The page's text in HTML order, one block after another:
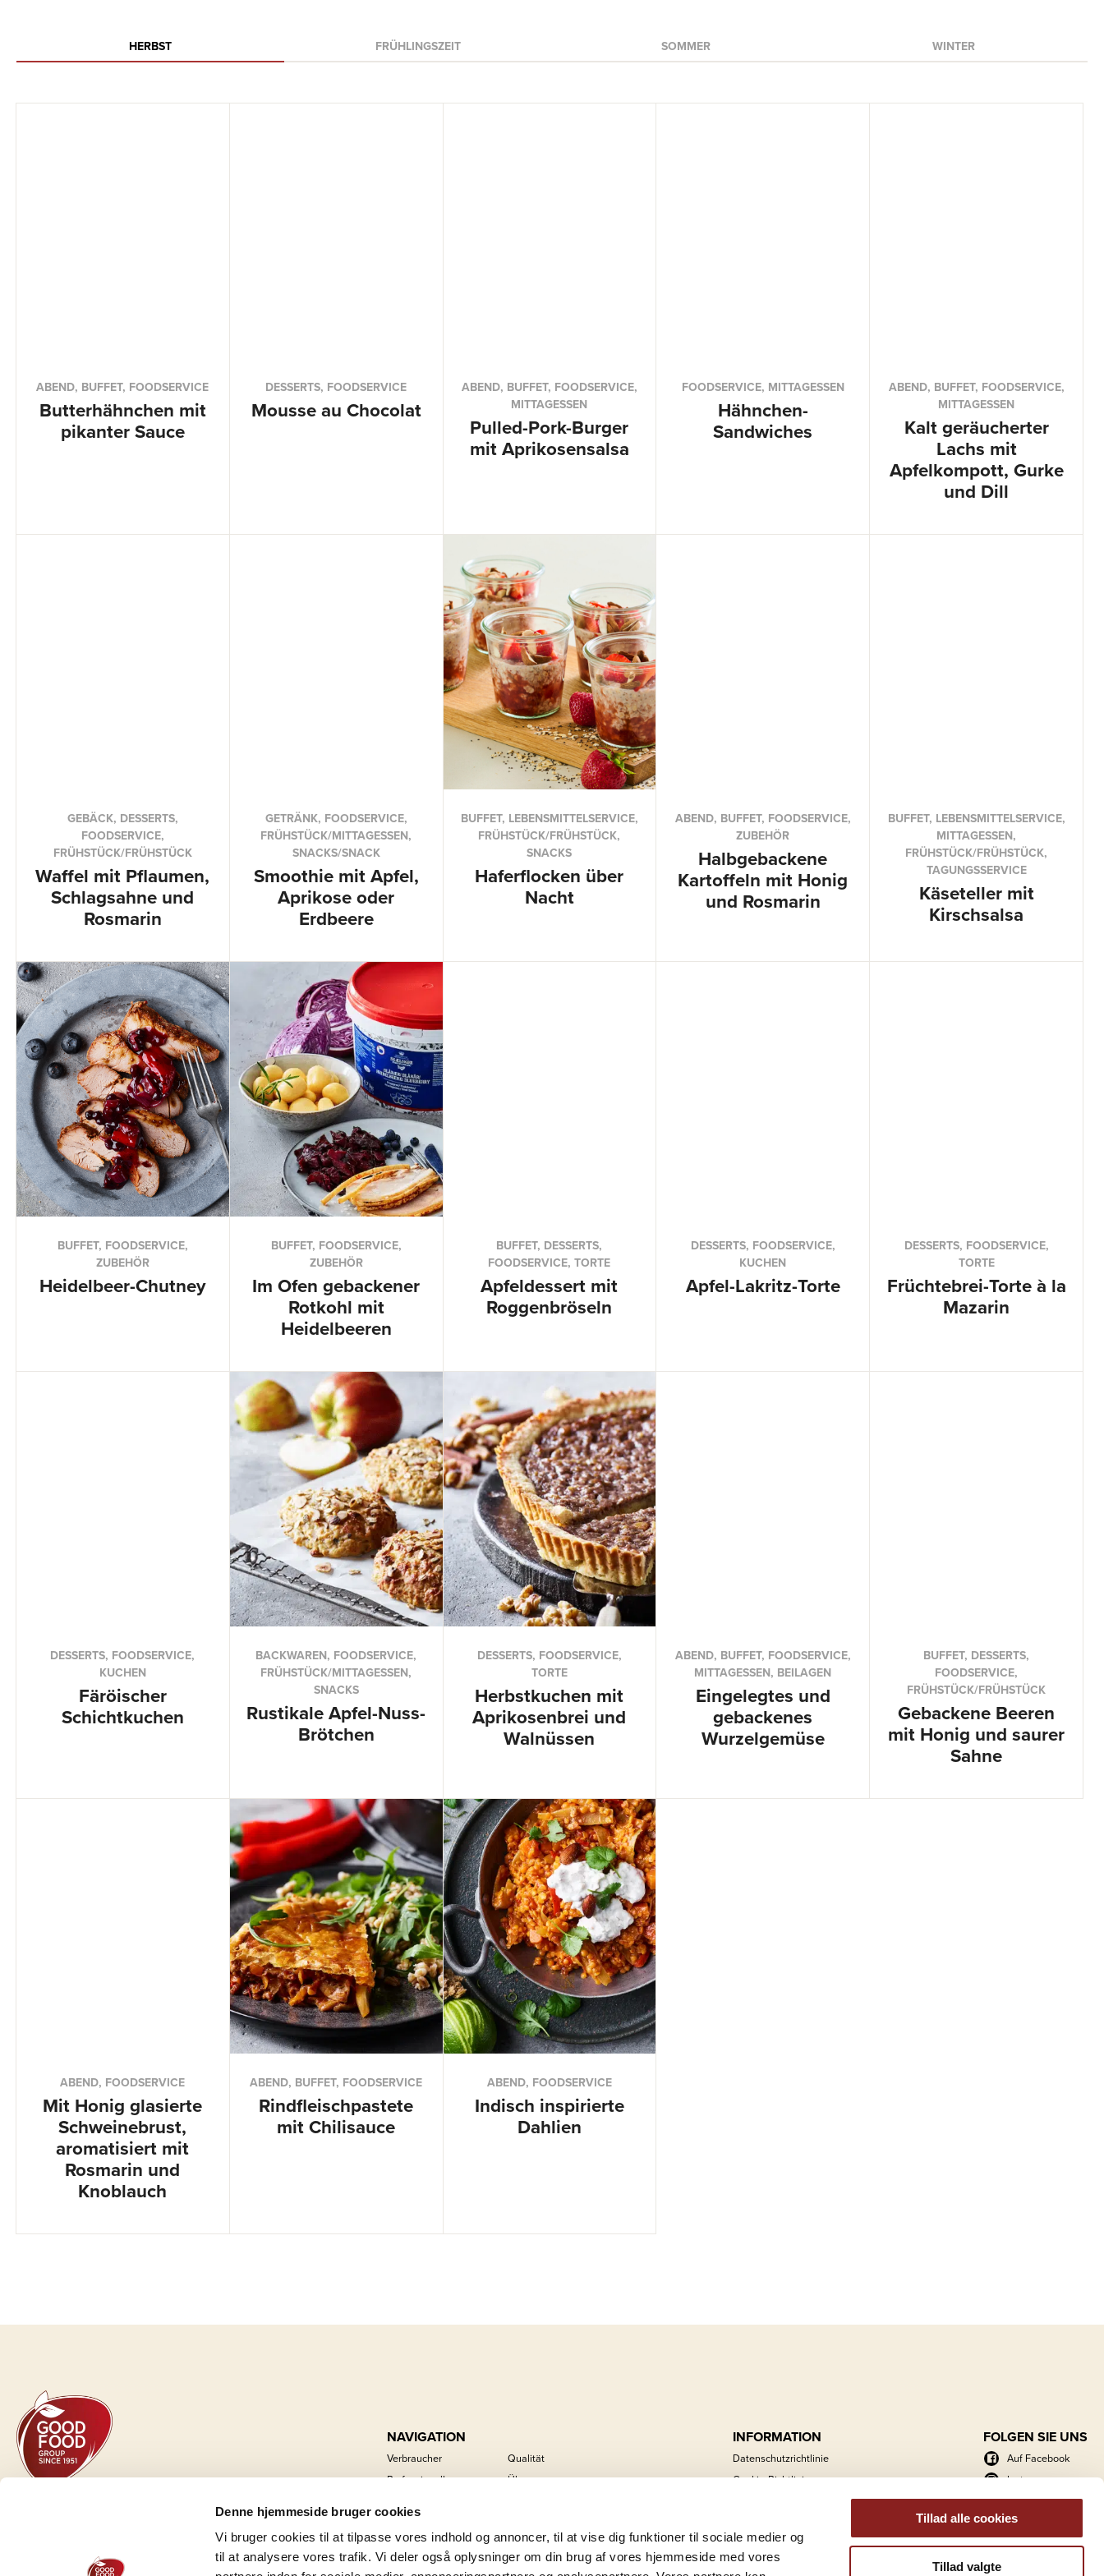
Denne hjemmeside bruger cookies
Vi bruger cookies til at tilpasse vores indhold og annoncer, til at vise dig funktioner til sociale medier og
til at analysere vores trafik. Vi deler også oplysninger om din brug af vores hjemmeside med vores
Tillad alle cookies
Tillad valgte
HERBST FRÜHLINGSZEIT SOMMER WINTER
ABEND, BUFFET, FOODSERVICE
Butterhähnchen mit
pikanter Sauce
DESSERTS, FOODSERVICE
Mousse au Chocolat
ABEND, BUFFET, FOODSERVICE,
MITTAGESSEN
Pulled-Pork-Burger
mit Aprikosensalsa
FOODSERVICE, MITTAGESSEN
Hähnchen-
Sandwiches
ABEND, BUFFET, FOODSERVICE,
MITTAGESSEN
Kalt geräucherter
Lachs mit
Apfelkompott, Gurke
und Dill
GEBÄCK, DESSERTS,
FOODSERVICE,
FRÜHSTÜCK/FRÜHSTÜCK
Waffel mit Pflaumen,
Schlagsahne und
Rosmarin
GETRÄNK, FOODSERVICE,
FRÜHSTÜCK/MITTAGESSEN,
SNACKS/SNACK
Smoothie mit Apfel,
Aprikose oder
Erdbeere
BUFFET, LEBENSMITTELSERVICE,
FRÜHSTÜCK/FRÜHSTÜCK,
SNACKS
Haferflocken über
Nacht
ABEND, BUFFET, FOODSERVICE,
ZUBEHÖR
Halbgebackene
Kartoffeln mit Honig
und Rosmarin
BUFFET, LEBENSMITTELSERVICE,
MITTAGESSEN,
FRÜHSTÜCK/FRÜHSTÜCK,
TAGUNGSSERVICE
Käseteller mit
Kirschsalsa
BUFFET, FOODSERVICE,
ZUBEHÖR
Heidelbeer-Chutney
BUFFET, FOODSERVICE,
ZUBEHÖR
Im Ofen gebackener
Rotkohl mit
Heidelbeeren
BUFFET, DESSERTS,
FOODSERVICE, TORTE
Apfeldessert mit
Roggenbröseln
DESSERTS, FOODSERVICE,
KUCHEN
Apfel-Lakritz-Torte
DESSERTS, FOODSERVICE,
TORTE
Früchtebrei-Torte à la
Mazarin
DESSERTS, FOODSERVICE,
KUCHEN
Färöischer
Schichtkuchen
BACKWAREN, FOODSERVICE,
FRÜHSTÜCK/MITTAGESSEN,
SNACKS
Rustikale Apfel-Nuss-
Brötchen
DESSERTS, FOODSERVICE,
TORTE
Herbstkuchen mit
Aprikosenbrei und
Walnüssen
ABEND, BUFFET, FOODSERVICE,
MITTAGESSEN, BEILAGEN
Eingelegtes und
gebackenes
Wurzelgemüse
BUFFET, DESSERTS,
FOODSERVICE,
FRÜHSTÜCK/FRÜHSTÜCK
Gebackene Beeren
mit Honig und saurer
Sahne
ABEND, FOODSERVICE
Mit Honig glasierte
Schweinebrust,
aromatisiert mit
Rosmarin und
Knoblauch
ABEND, BUFFET, FOODSERVICE
Rindfleischpastete
mit Chilisauce
ABEND, FOODSERVICE
Indisch inspirierte
Dahlien
GOOD FOOD GROUP HOLDING A/S
CVR-Nr.: 54664028
NAVIGATION
Verbraucher
Professionell
Nachrichten
Qualität
Über uns
Nachhaltigkeit
INFORMATION
Datenschutzrichtlinie
Cookie-Richtlinie
Foto- und Logoarchiv
FOLGEN SIE UNS
Auf Facebook
Instagram
LinkedIn